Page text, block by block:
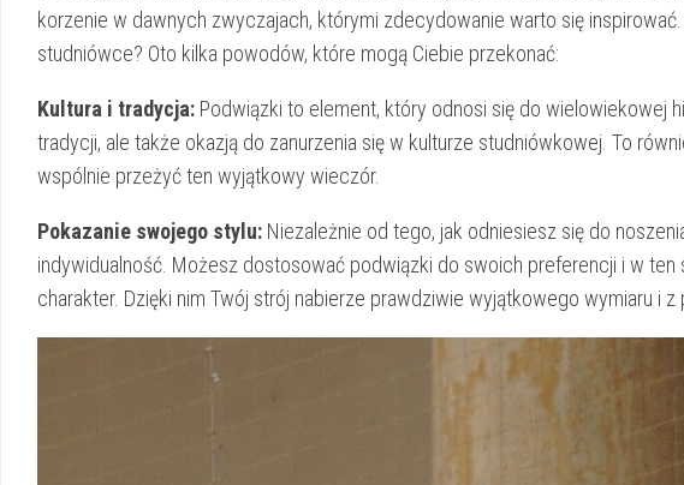
korzenie w dawnych zwyczajach, ‍którymi zdecydowanie warto się
studniówce? Oto kilka ⁣powodów, które mogą⁣ Ciebie przekonać:
Kultura i tradycja: Podwiązki ‍to ⁤element,⁤ który odnosi ‍się do wielowiekowej
tradycji, ale także okazją do zanurzenia się w‌ kulturze studniówkowej. To
wspólnie przeżyć ten wyjątkowy wieczór.
Pokazanie swojego stylu: Niezależnie od tego, jak odniesiesz się do
indywidualność. Możesz dostosować podwiązki do swoich preferencji ‌i w
charakter. Dzięki nim Twój strój nabierze prawdziwie‌ wyjątkowego wymiaru i